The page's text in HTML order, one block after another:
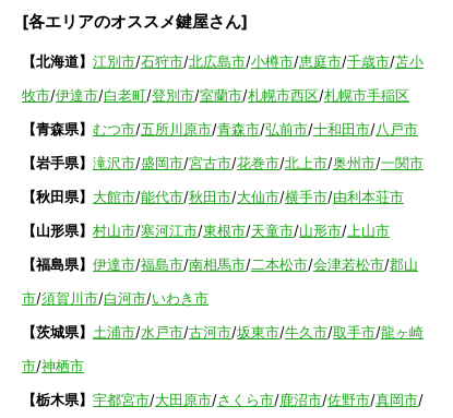
[各エリアのオススメ鍵屋さん]
【北海道】 江別市/石狩市/北広島市/小樽市/恵庭市/千歳市/苫小
牧市/伊達市/白老町/登別市/室蘭市/札幌市西区/札幌市手稲区
【青森県】 むつ市/五所川原市/青森市/弘前市/十和田市/八戸市
【岩手県】 滝沢市/盛岡市/宮古市/花巻市/北上市/奥州市/一関市
【秋田県】 大館市/能代市/秋田市/大仙市/横手市/由利本荘市
【山形県】 村山市/寒河江市/東根市/天童市/山形市/ 上山市
【福島県】 伊達市/福島市/南相馬市/二本松市/会津若松市/郡山
市/須賀川市/白河市/いわき市
【茨城県】 土浦市/水戸市/古河市/坂東市/牛久市/取手市/龍ヶ崎
市/神栖市
【栃木県】 宇都宮市/大田原市/さくら市/鹿沼市/佐野市/真岡市/